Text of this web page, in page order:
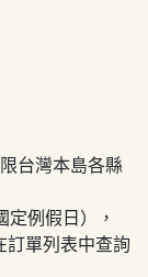
台灣本島各縣
定例假日），
訂單列表中查詢